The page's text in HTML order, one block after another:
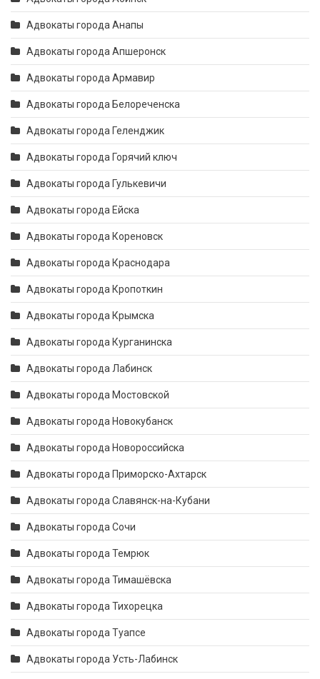
Адвокаты города Анапы
Адвокаты города Апшеронск
Адвокаты города Армавир
Адвокаты города Белореченска
Адвокаты города Геленджик
Адвокаты города Горячий ключ
Адвокаты города Гулькевичи
Адвокаты города Ейска
Адвокаты города Кореновск
Адвокаты города Краснодара
Адвокаты города Кропоткин
Адвокаты города Крымска
Адвокаты города Курганинска
Адвокаты города Лабинск
Адвокаты города Мостовской
Адвокаты города Новокубанск
Адвокаты города Новороссийска
Адвокаты города Приморско-Ахтарск
Адвокаты города Славянск-на-Кубани
Адвокаты города Сочи
Адвокаты города Темрюк
Адвокаты города Тимашёвска
Адвокаты города Тихорецка
Адвокаты города Туапсе
Адвокаты города Усть-Лабинск